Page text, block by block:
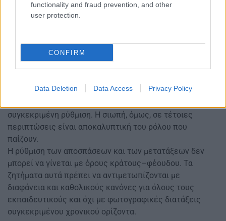
functionality and fraud prevention, and other
user protection.
CONFIRM
Data Deletion Data Access Privacy Policy
Την ίδια στιγμή προκαλεί εύλογη εντύπωση η
εκκωφαντική σιωπή των κατά τ’ άλλα λαλίστατων
παρέμβαση στο πλαίσιο των υπηρεσιακών μεταβολών.
Όσοι εκλέχθηκαν με τα ψηφοδέλτια της ΔΑΚΕ, της
ΔΗΣΥΠ/ΠΕΚ και των ΣΥΝΕΚ/ΔΙΚΤΥΟΥ, με τη δέσμευση
κυβέρνηση και ότι θα υπερασπιστούν τα δικαιώματα
συγκεκριμένη ρύθμιση. Η σιωπή, όμως, σε τέτοιες
περιπτώσεις είναι αποκαλυπτική του ρόλου που
παίζουν.
Η ρύθμιση των αποσπάσεων και των μετατάξεων δεν
μπορεί να γίνεται με όρους κράτους–φέουδου. Τα
ζητήματα αυτά πρέπει να αντιμετωπίζονται με
διαφάνεια και καθολικούς κανόνες για όλους τους
εκπαιδευτικούς και όχι με φωτογραφικές διατάξεις
συγκεκριμένου χρονικού ορίζοντα.